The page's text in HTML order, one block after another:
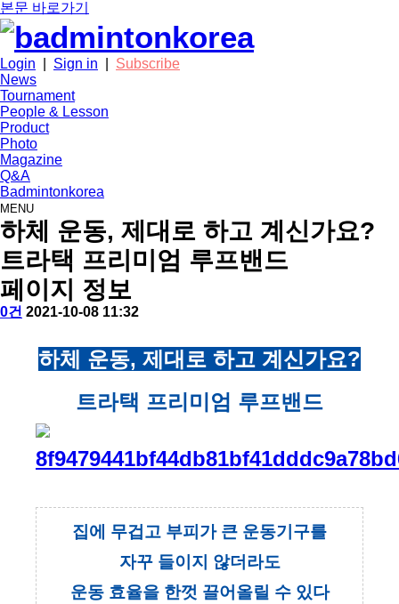
본문 바로가기
Login Sign in
Subscribe
News
Tournament
People & Lesson
Product
Photo
Magazine
Q&A
Badmintonkorea
MENU
product
하체 운동, 제대로 하고 계신가요?
트라택 프리미엄 루프밴드
페이지 정보
작
배
댓
0건 작
2021-10-08 11:32
하체 운동, 제대로 하고 계신가요?
트라택 프리미엄 루프밴드
집에 무겁고 부피가 큰 운동기구를
자꾸 들이지 않더라도
운동 효율을 한껏 끌어올릴 수 있다